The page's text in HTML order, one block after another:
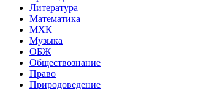
Литература
Математика
МХК
Музыка
ОБЖ
Обществознание
Право
Природоведение